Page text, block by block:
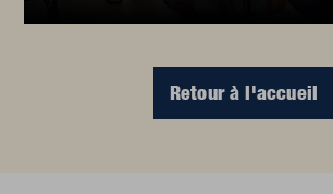
Retour à l'accueil